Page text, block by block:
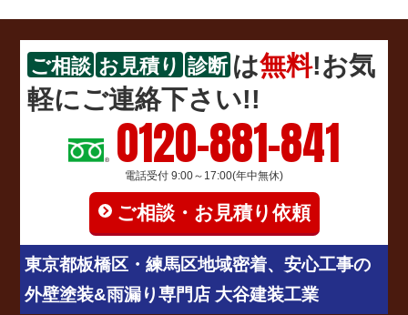
ご相談 お見積り 診断 は無料!お気
軽にご連絡下さい!!
0120-881-841
電話受付 9:00～17:00(年中無休)
ご相談・お見積り依頼
東京都板橋区・練馬区地域密着、安心工事の
外壁塗装&雨漏り専門店 大谷建装工業